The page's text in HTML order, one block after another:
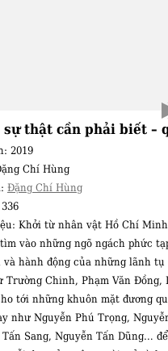
thật cần phải biết –
2019
Chí Hùng
Đặng Chí Hùng
336
Khởi từ nhân vật Hồ Chí
vào những ngõ ngách phức
và hành động của những lãnh tụ
Trường Chinh, Phạm Văn Đồng,
tới những khuôn mặt đương
như Nguyễn Phú Trọng,
Sang, Nguyễn Tấn Dũng…